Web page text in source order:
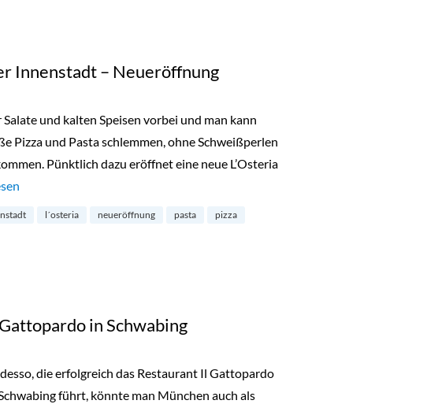
Innenstadt – Neueröffnung
und kalten Speisen vorbei und man kann
Pizza und Pasta schlemmen, ohne Schweißperlen
Pünktlich dazu eröffnet eine neue L’Osteria
in der Innenstadt – Neueröffnung“
l´osteria neueröffnung pasta
pizza
in Schwabing
die erfolgreich das Restaurant Il Gattopardo
führt, könnte man München auch als